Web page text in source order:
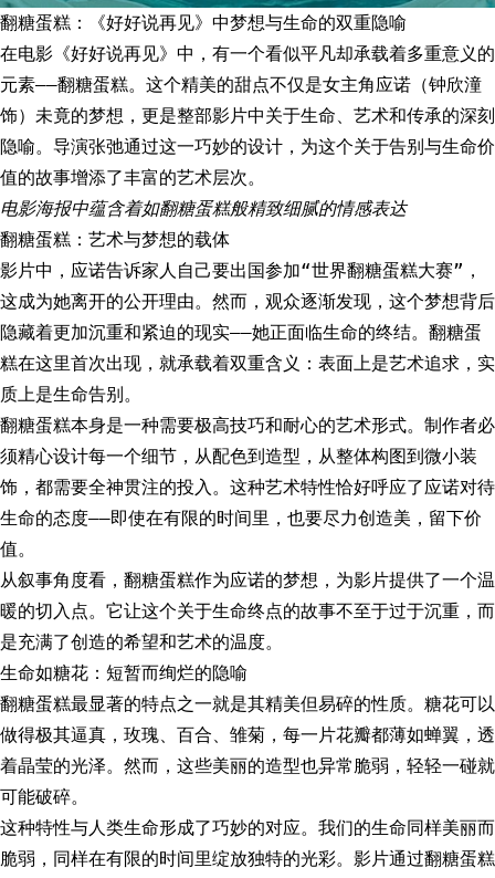
翻糖蛋糕：《好好说再见》中梦想与生命的双重隐喻
在电影《好好说再见》中，有一个看似平凡却承载着多重意义的
元素——翻糖蛋糕。这个精美的甜点不仅是女主角应诺（钟欣潼
饰）未竟的梦想，更是整部影片中关于生命、艺术和传承的深刻
隐喻。导演张弛通过这一巧妙的设计，为这个关于告别与生命价
值的故事增添了丰富的艺术层次。
电影海报中蕴含着如翻糖蛋糕般精致细腻的情感表达
翻糖蛋糕：艺术与梦想的载体
影片中，应诺告诉家人自己要出国参加“世界翻糖蛋糕大赛”，
这成为她离开的公开理由。然而，观众逐渐发现，这个梦想背后
隐藏着更加沉重和紧迫的现实——她正面临生命的终结。翻糖蛋
糕在这里首次出现，就承载着双重含义：表面上是艺术追求，实
质上是生命告别。
翻糖蛋糕本身是一种需要极高技巧和耐心的艺术形式。制作者必
须精心设计每一个细节，从配色到造型，从整体构图到微小装
饰，都需要全神贯注的投入。这种艺术特性恰好呼应了应诺对待
生命的态度——即使在有限的时间里，也要尽力创造美，留下价
值。
从叙事角度看，翻糖蛋糕作为应诺的梦想，为影片提供了一个温
暖的切入点。它让这个关于生命终点的故事不至于过于沉重，而
是充满了创造的希望和艺术的温度。
生命如糖花：短暂而绚烂的隐喻
翻糖蛋糕最显著的特点之一就是其精美但易碎的性质。糖花可以
做得极其逼真，玫瑰、百合、雏菊，每一片花瓣都薄如蝉翼，透
着晶莹的光泽。然而，这些美丽的造型也异常脆弱，轻轻一碰就
可能破碎。
这种特性与人类生命形成了巧妙的对应。我们的生命同样美丽而
脆弱，同样在有限的时间里绽放独特的光彩。影片通过翻糖蛋糕